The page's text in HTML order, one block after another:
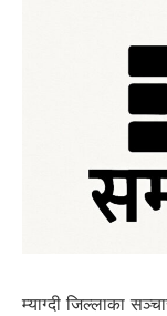
म्याग्दी जिल्लाका